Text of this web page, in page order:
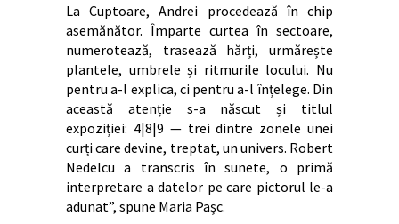
La Cuptoare, Andrei procedează în chip
asemănător. Împarte curtea în sectoare,
numerotează, trasează hărți, urmărește
plantele, umbrele și ritmurile locului. Nu
pentru a-l explica, ci pentru a-l înțelege. Din
această atenție s-a născut și titlul
expoziției: 4|8|9 — trei dintre zonele unei
curți care devine, treptat, un univers. Robert
Nedelcu a transcris în sunete, o primă
interpretare a datelor pe care pictorul le-a
adunat”, spune Maria Pașc.